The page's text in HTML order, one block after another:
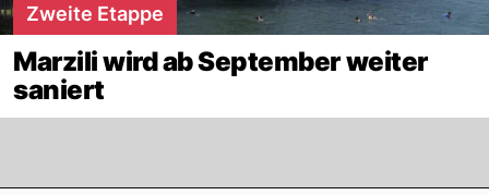
Zweite Etappe
Marzili wird ab September weiter
saniert